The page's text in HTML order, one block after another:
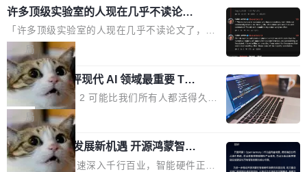
意思。比如我在一个后台管理系统里，需要填50
个表单字段，每个字段还有联动逻辑；比如我
想...
实时LCD监控屏，可充分满足当下高阶PC主机
的严苛使用需求。 澎湃功率，紧凑机身 钛金雕1
600PG5 AI TOP具备强悍输出功率，同时实现
机身尺寸大幅精简。整机长度仅16厘米，属于同
功率段机身尺寸十分紧凑的1600W电源产品。小
巧机身有效提升市面主流标准A...
复合增长率达5.44%,预计2032年将突破120亿美
元。数字广告与公共关系相关服务市场更是从20
25年的8463亿美元扩张至2026年的8763亿美
元。数字的背后是一个清晰的事实——品牌对专
业化营销服务的需求从未如此迫切。 但市场扩容
的同时,服务商的竞争逻辑正在改变。2026年Top
Agency年度合辑的观察指出,“产品”这个离消费
者最近的载体,在整个品牌营销层面的权重显著变
高了。全域营销服务商的竞争正在从规模转向深
度,案例厚度、全域覆盖、多线协同...
许多顶级实验室的人现在几乎不读论文
了
「许多顶级实验室的人现在几乎不读论文了，而
且他们认为 ICLR/ICML/NeurIPS 充斥着大量过
度宣传和欺诈。」 OpenAI 研究员 Keller Jorda
n 这条推文引发了广泛讨论。他不是在说风凉
话，他是说出了一个圈内人尽皆知但很少公开捅
破的事实。 Jordan 随后补充了一句软化声明：
「我不认为这些会议上大部分论文都在过度宣传
或造假。问题是，作为读者，如果你筛选出那些
看起来最令人兴奋的论文，那它们大部分都是过
局
xAI 前工程师评现代 AI 领域最重要 Top
3 开源项目
Flash Attention 2 可能比我们所有人都活得久。
这句话不是来自某个技术博客，而是出自 Hieu
Pham 的一条推文。Hieu Pham 是谁？他是 xAI
的早期工程师之一，在 Grok 训练基础设施团队
工作过。近日他在 X 上发了一条帖子，列出了他
局
共商智能硬件发展新机遇 开源鸿蒙智能
硬件开发者日杭州站即将举行
随着万物智联加速深入千行百业，智能硬件正从